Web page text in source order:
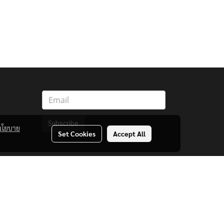
Subscribe
ยบาย
Set Cookies Accept All